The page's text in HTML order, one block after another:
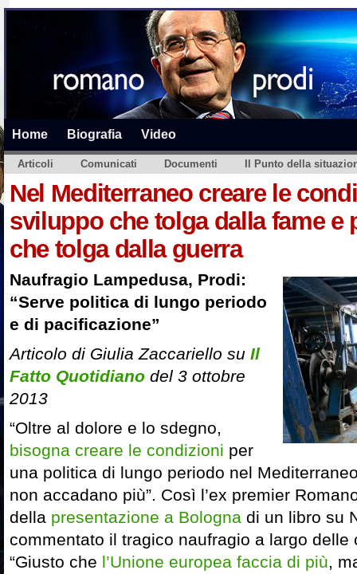
Home Biografia Video
Articoli Comunicati Documenti Il Punto della
Nel Mediterraneo creare le
sviluppo che tolga dalla fame e
che tolga dalla guerra
Naufragio Lampedusa, Prodi:
“Serve politica di lungo periodo
e di pacificazione”
Articolo di Giulia Zaccariello su Il
Fatto Quotidiano del 3 ottobre
2013
“Oltre al dolore e lo sdegno,
bisogna creare le condizioni per
una politica di lungo periodo nel
non accadano più”. Così l’ex premier
della presentazione a Bologna di un libro su
commentato il tragico naufragio a largo delle
“Giusto che l’Unione europea faccia di più,